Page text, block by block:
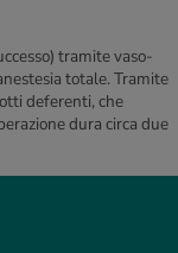
tramite vaso-
totale. Tramite
deferenti, che
dura circa due